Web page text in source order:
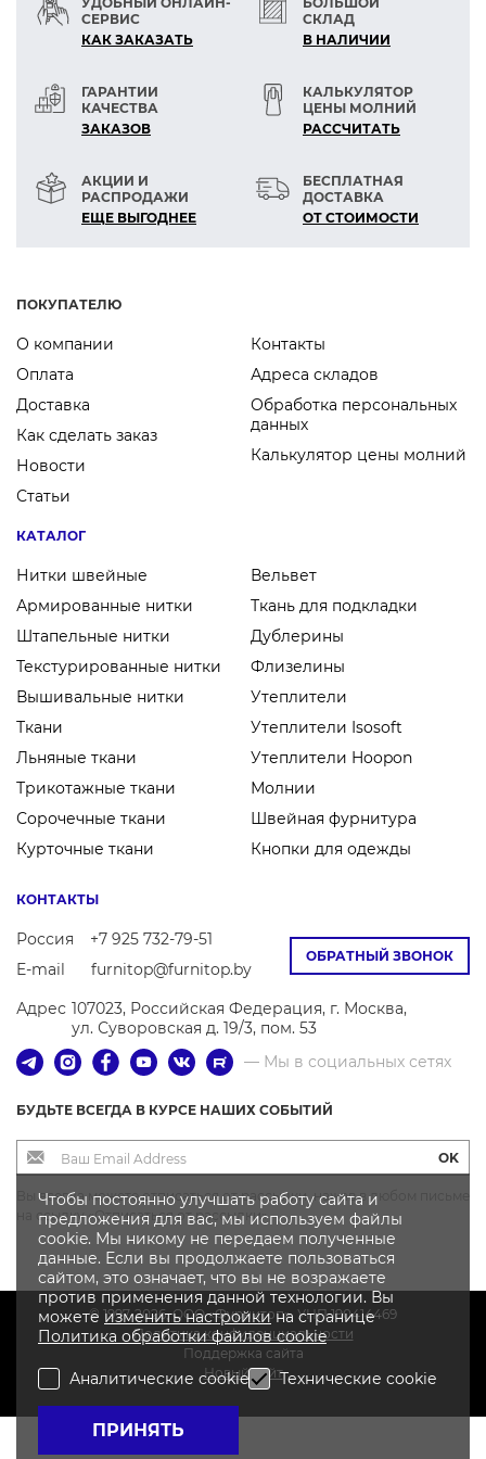
электризуется.
выделяются стабильно хорошим качеством.
Внешние пороки в допустимых пределах.
СЕРВИС
КАК ЗАКАЗАТЬ
СКЛАД
В НАЛИЧИИ
ГАРАНТИИ
КАЧЕСТВА
ЗАКАЗОВ
КАЛЬКУЛЯТОР
ЦЕНЫ МОЛНИЙ
РАСCЧИТАТЬ
АКЦИИ И
РАСПРОДАЖИ
ЕЩЕ ВЫГОДНЕЕ
БЕСПЛАТНАЯ
ДОСТАВКА
ОТ СТОИМОСТИ
ПОКУПАТЕЛЮ
О компании
Оплата
Доставка
Как сделать заказ
Новости
Статьи
Контакты
Адреса складов
Обработка персональных
данных
Калькулятор цены молний
КАТАЛОГ
Нитки швейные
Армированные нитки
Штапельные нитки
Текстурированные нитки
Вышивальные нитки
Ткани
Льняные ткани
Трикотажные ткани
Сорочечные ткани
Курточные ткани
Вельвет
Ткань для подкладки
Дублерины
Флизелины
Утеплители
Утеплители Isosoft
Утеплители Hoopon
Молнии
Швейная фурнитура
Кнопки для одежды
ОБРАТНЫЙ ЗВОНОК
КОНТАКТЫ
Россия
+7 925 732-79-51
E-mail
furnitop@furnitop.by
Адрес 107023, Российская Федерация, г. Москва,
ул. Суворовская д. 19/3, пом. 53
— Мы в социальных сетях
БУДЬТЕ ВСЕГДА В КУРСЕ НАШИХ СОБЫТИЙ
OK
Вы всегда можете отписаться от рассылки, нажав в любом письме
на ссылку «Отписаться от рассылки»
© 1997-2026, OOO «Фурнитоп», УНП 190414469
Политика конфиденциальности
Поддержка сайта
Новый сайт
Чтобы постоянно улучшать работу сайта и
предложения для вас, мы используем файлы
cookie. Мы никому не передаем полученные
данные. Если вы продолжаете пользоваться
сайтом, это означает, что вы не возражаете
против применения данной технологии. Вы
можетеизменить настройкина странице
Политика обработки файловcookie
Аналитические cookie Технические cookie
ПРИНЯТЬ